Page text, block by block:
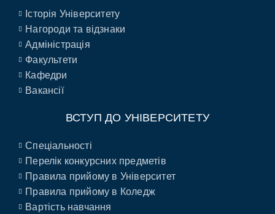
Історія Університету
Нагороди та відзнаки
Адміністрація
Факультети
Кафедри
Вакансії
ВСТУП ДО УНІВЕРСИТЕТУ
Спеціальності
Перелік конкурсних предметів
Правила прийому в Університет
Правила прийому в Коледж
Вартість навчання